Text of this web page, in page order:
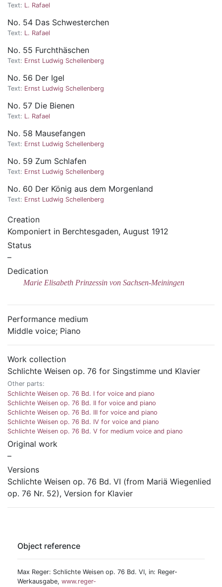
Text: L. Rafael
No. 54 Das Schwesterchen
Text: L. Rafael
No. 55 Furchthäschen
Text: Ernst Ludwig Schellenberg
No. 56 Der Igel
Text: Ernst Ludwig Schellenberg
No. 57 Die Bienen
Text: L. Rafael
No. 58 Mausefangen
Text: Ernst Ludwig Schellenberg
No. 59 Zum Schlafen
Text: Ernst Ludwig Schellenberg
No. 60 Der König aus dem Morgenland
Text: Ernst Ludwig Schellenberg
Creation
Komponiert in Berchtesgaden, August 1912
Status
–
Dedication
Marie Elisabeth Prinzessin von Sachsen-Meiningen
Performance medium
Middle voice; Piano
Work collection
Schlichte Weisen op. 76 for Singstimme und Klavier
Other parts:
Schlichte Weisen op. 76 Bd. I for voice and piano
Schlichte Weisen op. 76 Bd. II for voice and piano
Schlichte Weisen op. 76 Bd. III for voice and piano
Schlichte Weisen op. 76 Bd. IV for voice and piano
Schlichte Weisen op. 76 Bd. V for medium voice and piano
Original work
–
Versions
Schlichte Weisen op. 76 Bd. VI (from Mariä Wiegenlied
op. 76 Nr. 52), Version for Klavier
Object reference
Max Reger: Schlichte Weisen op. 76 Bd. VI, in: Reger-
Werkausgabe, www.reger-